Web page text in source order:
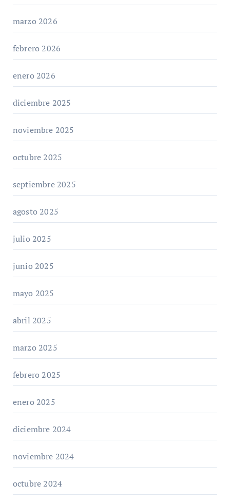
marzo 2026
febrero 2026
enero 2026
diciembre 2025
noviembre 2025
octubre 2025
septiembre 2025
agosto 2025
julio 2025
junio 2025
mayo 2025
abril 2025
marzo 2025
febrero 2025
enero 2025
diciembre 2024
noviembre 2024
octubre 2024